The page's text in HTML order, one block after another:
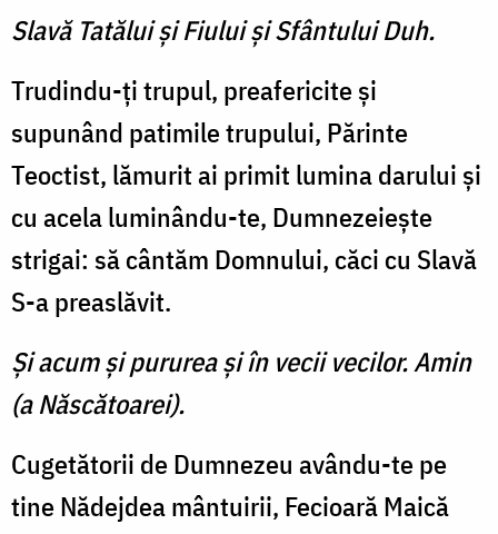
Slavă Tatălui şi Fiului şi Sfântului Duh.
Trudindu-ţi trupul, preafericite şi
supunând patimile trupului, Părinte
Teoctist, lămurit ai primit lumina darului şi
cu acela luminându-te, Dumnezeieşte
strigai: să cântăm Domnului, căci cu Slavă
S-a preaslăvit.
Şi acum şi pururea şi în vecii vecilor. Amin
(a Născătoarei).
Cugetătorii de Dumnezeu avându-te pe
tine Nădejdea mântuirii, Fecioară Maică